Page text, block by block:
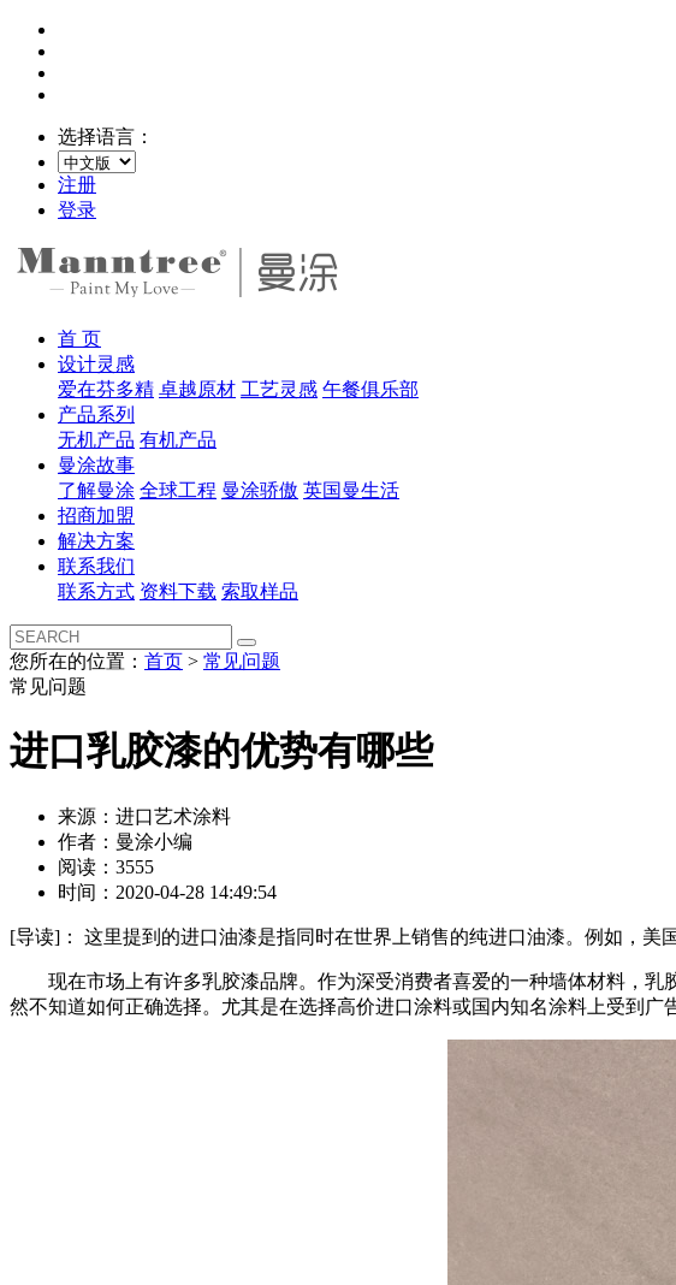
选择语言：
注册
登录
首 页
设计灵感
爱在芬多精 卓越原材 工艺灵感 午餐俱乐部
产品系列
无机产品 有机产品
曼涂故事
了解曼涂 全球工程 曼涂骄傲 英国曼生活
招商加盟
解决方案
联系我们
联系方式 资料下载 索取样品
您所在的位置： 首页 > 常见问题
常见问题
进口乳胶漆的优势有哪些
来源：进口艺术涂料
作者：曼涂小编
阅读：3555
时间：2020-04-28 14:49:54
[导读]： 这里提到的进口油漆是指同时在世界上销售的纯进口油漆。例如，
现在市场上有许多乳胶漆品牌。作为深受消费者喜爱的一种墙体材料，乳
然不知道如何正确选择。尤其是在选择高价进口涂料或国内知名涂料上受到广